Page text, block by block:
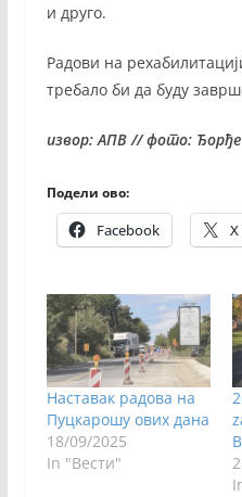
и друго.
Радови на
требало би да буду
извор: АПВ // фото: Ђорђе
Подели ово:
Facebook X
Наставак радова на
Пуцкарошу ових дана
18/09/2025
In "Вести"